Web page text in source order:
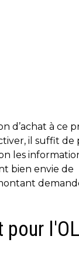
d’achat à ce
il suffit de
les
bien envie de
pour l'OL